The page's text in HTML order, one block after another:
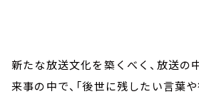
新たな放送文化を築くべく、放送の
来事の中で、「後世に残したい言葉